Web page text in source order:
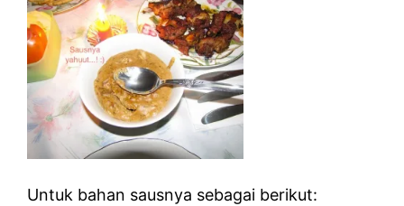
Untuk bahan sausnya sebagai berikut: